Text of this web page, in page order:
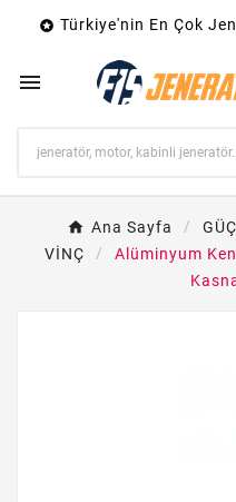
 Türkiye'nin En Çok

Ana Sayfa
VİNÇ
Alüminyum